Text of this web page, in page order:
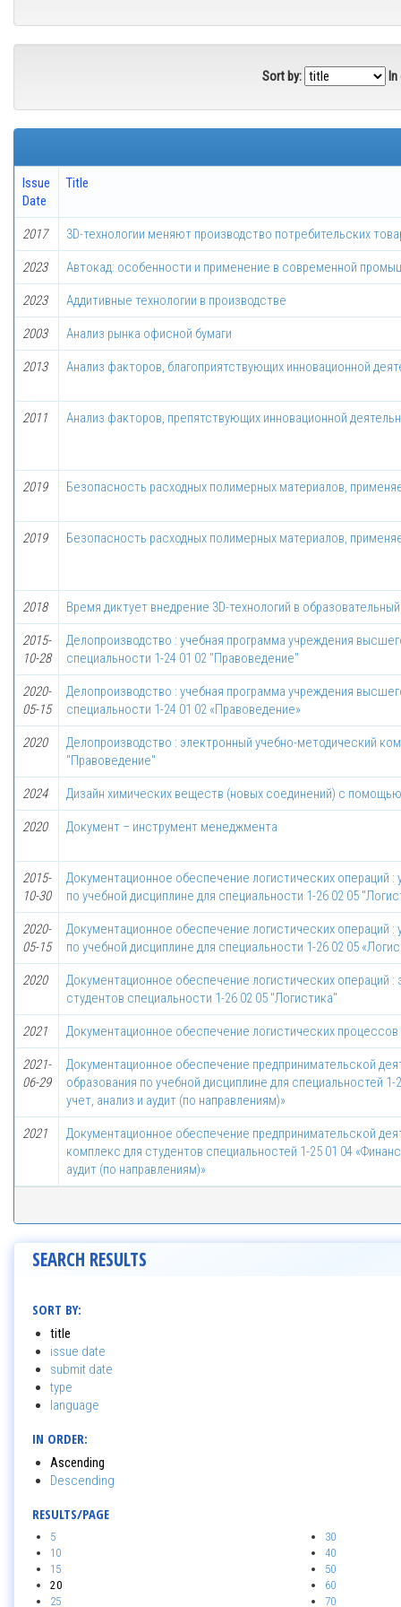
Sort by: In
Issue
Date
Title
2017 3D-технологии меняют производство потребительских
2023 Автокад: особенности и применение в современной
2023 Аддитивные технологии в производстве
2003 Анализ рынка офисной бумаги
2013 Анализ факторов, благоприятствующих инновационной
2011 Анализ факторов, препятствующих инновационной
2019 Безопасность расходных полимерных материалов,
2019 Безопасность расходных полимерных материалов,
2018 Время диктует внедрение 3D-технологий в
2015-
10-28
Делопроизводство : учебная программа учреждения
специальности 1-24 01 02 "Правоведение"
2020-
05-15
Делопроизводство : учебная программа учреждения
специальности 1-24 01 02 «Правоведение»
2020
Делопроизводство : электронный учебно-методический
"Правоведение"
2024 Дизайн химических веществ (новых соединений) с
2020 Документ – инструмент менеджмента
2015-
10-30
Документационное обеспечение логистических операций
по учебной дисциплине для специальности 1-26 02 05
2020-
05-15
Документационное обеспечение логистических операций
по учебной дисциплине для специальности 1-26 02 05
2020
Документационное обеспечение логистических операций
студентов специальности 1-26 02 05 "Логистика"
2021 Документационное обеспечение логистических процессов
2021-
06-29
Документационное обеспечение предпринимательской
образования по учебной дисциплине для специальностей
учет, анализ и аудит (по направлениям)»
2021
Документационное обеспечение предпринимательской
комплекс для студентов специальностей 1-25 01 04
аудит (по направлениям)»
SEARCH RESULTS
SORT BY:
title
issue date
submit date
type
language
IN ORDER:
Ascending
Descending
RESULTS/PAGE
5
10
15
20
25
30
40
50
60
70